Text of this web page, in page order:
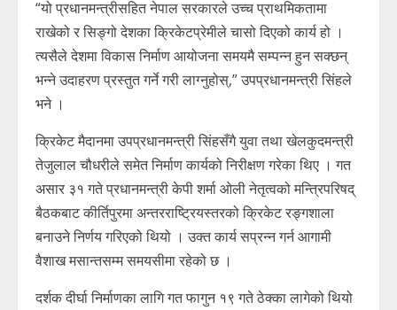
“यो प्रधानमन्त्रीसहित नेपाल सरकारले उच्च प्राथमिकतामा
राखेको र सिङ्गो देशका क्रिकेटप्रेमीले चासो दिएको कार्य हो ।
त्यसैले देशमा विकास निर्माण आयोजना समयमै सम्पन्न हुन सक्छन्
भन्ने उदाहरण प्रस्तुत गर्ने गरी लाग्नुहोस्,” उपप्रधानमन्त्री सिंहले
भने ।
क्रिकेट मैदानमा उपप्रधानमन्त्री सिंहसँगै युवा तथा खेलकुदमन्त्री
तेजुलाल चौधरीले समेत निर्माण कार्यको निरीक्षण गरेका थिए । गत
असार ३१ गते प्रधानमन्त्री केपी शर्मा ओली नेतृत्वको मन्त्रिपरिषद्
बैठकबाट कीर्तिपुरमा अन्तरराष्ट्रियस्तरको क्रिकेट रङ्गशाला
बनाउने निर्णय गरिएको थियो । उक्त कार्य सप्रन्न गर्न आगामी
वैशाख मसान्तसम्म समयसीमा रहेको छ ।
दर्शक दीर्घा निर्माणका लागि गत फागुन १९ गते ठेक्का लागेको थियो